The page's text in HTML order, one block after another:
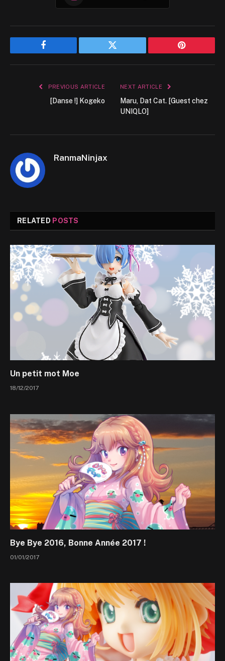
Facebook Twitter Pinterest
PREVIOUS ARTICLE
[Danse !] Kogeko
NEXT ARTICLE
Maru, Dat Cat. [Guest chez
UNIQLO]
RanmaNinjax
RELATED POSTS
Un petit mot Moe
18/12/2017
Bye Bye 2016, Bonne Année 2017 !
01/01/2017